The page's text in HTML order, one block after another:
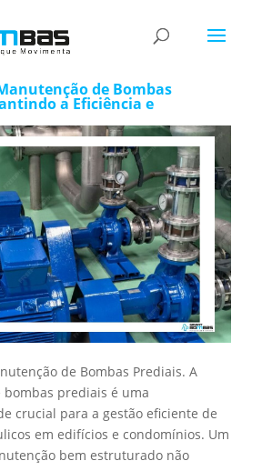
de Bombas
de Bombas
a Eficiência e
de Bombas Prediais. A
bombas prediais é uma
crucial para a gestão eficiente de
em edifícios e condomínios. Um
bem estruturado não